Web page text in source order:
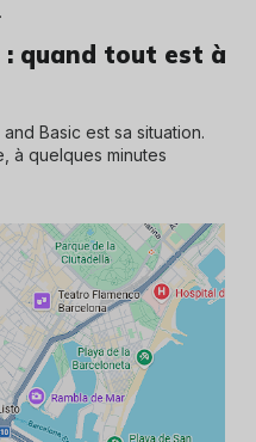
quand tout est à
Basic est sa situation.
à quelques minutes